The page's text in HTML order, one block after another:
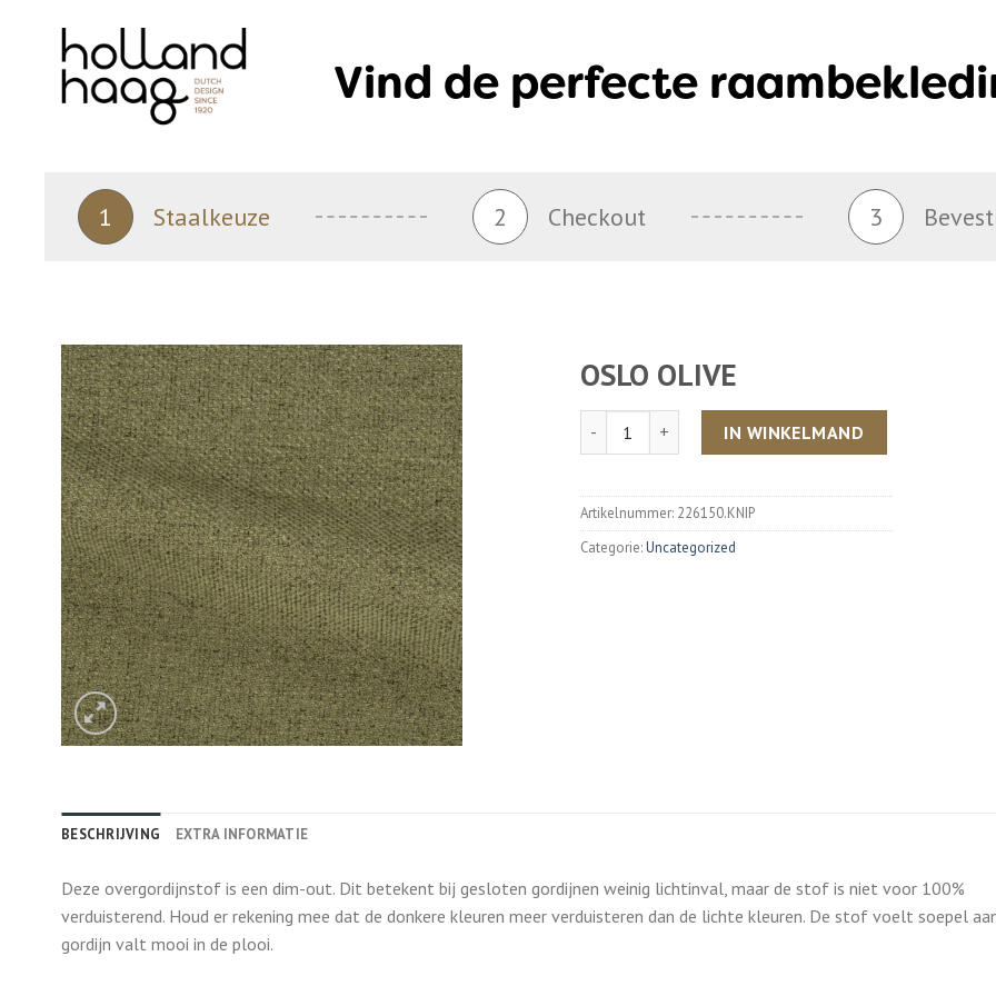
Vind de perfecte
1 Staalkeuze 2 Checkout 3
OSLO OLIVE
IN WINKELMAND
Artikelnummer: 226150.KNIP
Categorie:Uncategorized
BESCHRIJVING EXTRA INFORMATIE
Deze overgordijnstof is een dim-out. Dit betekent bij gesloten gordijnen weinig lichtinval, maar de stof is niet voor 100%
verduisterend. Houd er rekening mee dat de donkere kleuren meer verduisteren dan de lichte kleuren. De stof voelt soepel
gordijn valt mooi in de plooi.